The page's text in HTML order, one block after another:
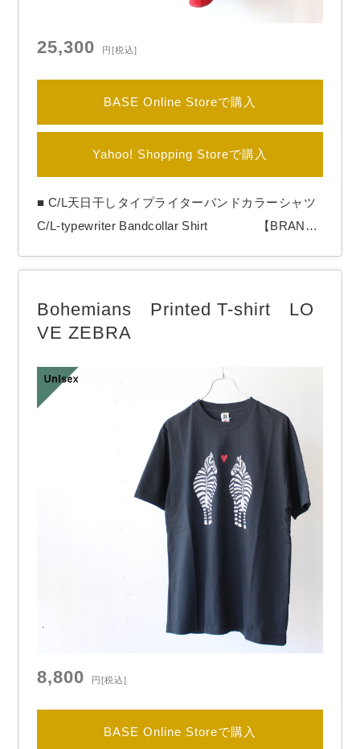
25,300 円[税込]
BASE Online Storeで購入
Yahoo! Shopping Storeで購入
■ C/L天日干しタイプライターバンドカラーシャツ
C/L-typewriter Bandcollar Shirt 【BRAN
Red HAVERSACKより「C/L-typewriter Bandcollar
ター生地を使ったシャツ。 天日干し…
Bohemians Printed T-shirt LO
VE ZEBRA
8,800 円 [税込]
BASE Online Storeで購入